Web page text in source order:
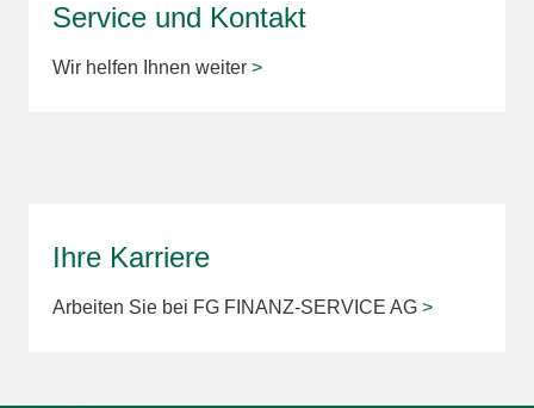
Service und Kontakt
Wir helfen Ihnen weiter >
Ihre Karriere
Arbeiten Sie bei FG FINANZ-SERVICE AG >